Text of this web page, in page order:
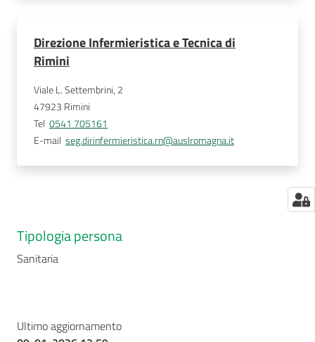
Direzione Infermieristica e Tecnica di
Rimini
Viale L. Settembrini, 2
47923 Rimini
Tel 0541 705161
E-mail seg.dirinfermieristica.rn@auslromagna.it
Tipologia persona
Sanitaria
Ultimo aggiornamento